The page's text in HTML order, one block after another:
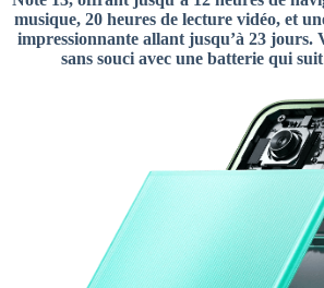
musique, 20 heures de lecture vidéo, et
impressionnante allant jusqu’à 23 jours.
sans souci avec une batterie qui